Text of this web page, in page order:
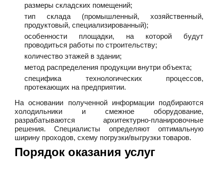
размеры складских помещений;
тип склада (промышленный, хозяйственный,
продуктовый, специализированный);
особенности площадки, на которой будут
проводиться работы по строительству;
количество этажей в здании;
метод распределения продукции внутри объекта;
специфика технологических процессов,
протекающих на предприятии.
На основании полученной информации подбираются
холодильники и смежное оборудование,
разрабатываются архитектурно-планировочные
решения. Специалисты определяют оптимальную
ширину проходов, схему погрузки/выгрузки товаров.
Порядок оказания услуг